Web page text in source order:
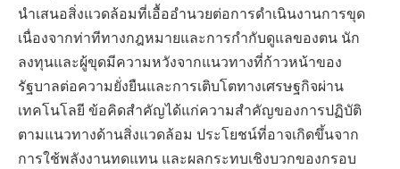
นำเสนอสิ่งแวดล้อมที่เอื้ออำนวยต่อการดำเนินงานการขุด
เนื่องจากท่าทีทางกฎหมายและการกำกับดูแลของตน นัก
ลงทุนและผู้ขุดมีความหวังจากแนวทางที่ก้าวหน้าของ
รัฐบาลต่อความยั่งยืนและการเติบโตทางเศรษฐกิจผ่าน
เทคโนโลยี ข้อคิดสำคัญได้แก่ความสำคัญของการปฏิบัติ
ตามแนวทางด้านสิ่งแวดล้อม ประโยชน์ที่อาจเกิดขึ้นจาก
การใช้พลังงานทดแทน และผลกระทบเชิงบวกของกรอบ